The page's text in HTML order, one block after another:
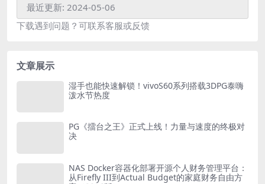
最近更新: 2024-05-06
下载遇到问题？可联系客服或反馈
文章展示
湿手也能快速解锁！vivoS60系列搭载3DPG泰嗨
泼水节热度
PG《擂台之王》正式上线！力量与速度的终极对
决
NAS Docker容器化部署开源个人财务管理平台：
从Firefly III到Actual Budget的家庭财务自由方